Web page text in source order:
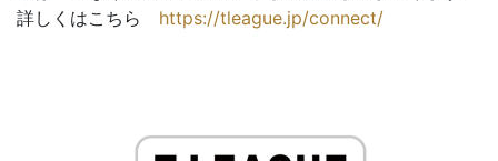
詳しくはこちら https://tleague.jp/connect/